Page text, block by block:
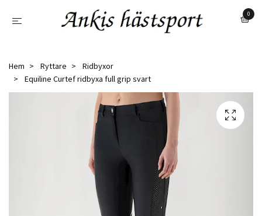
0
Hem Ryttare
Ridbyxor
Equiline Curtef ridbyxa full grip svart